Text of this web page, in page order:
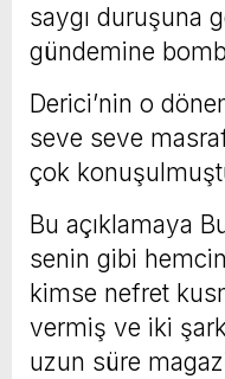
saygı duruşuna
gündemine
Derici’nin o
seve seve
çok
Bu açıklamaya
senin gibi
kimse nefret
vermiş ve iki
uzun süre